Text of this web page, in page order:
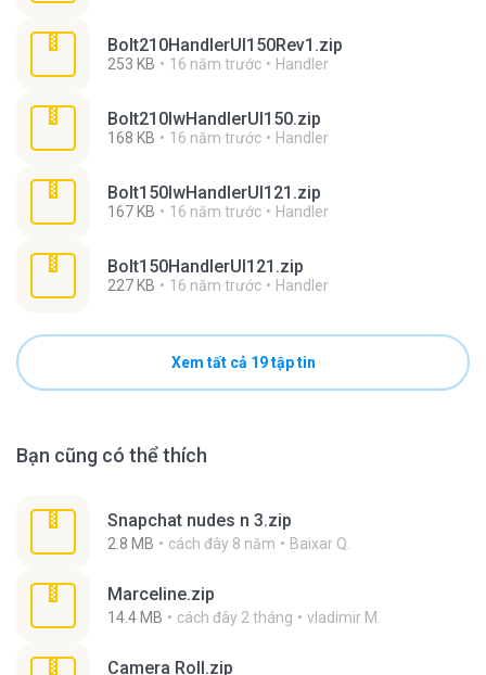
Bolt210HandlerUI150Rev1.zip
253 KB 16 năm trước Handler
Bolt210lwHandlerUI150.zip
168 KB 16 năm trước Handler
Bolt150lwHandlerUI121.zip
167 KB 16 năm trước Handler
Bolt150HandlerUI121.zip
227 KB 16 năm trước Handler
Xem tất cả 19 tập tin
Bạn cũng có thể thích
Snapchat nudes n 3.zip
2.8 MB cách đây 8 năm Baixar Q.
Marceline.zip
14.4 MB cách đây 2 tháng vladimir M.
Camera Roll.zip